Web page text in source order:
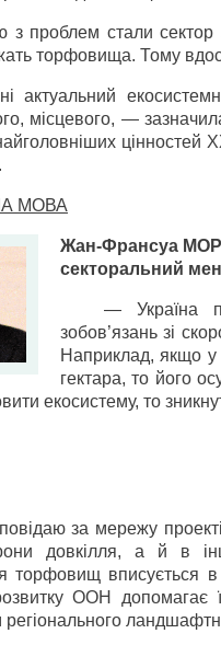
з проблем стали сектор
торфовища. Тому
актуальний
місцевого, —
МОВА
Жан-Франсуа
секторальний
— Україна
зобов’язань зі
Наприклад, якщо у
гектара, то його
екосистему, то
за мережу
довкілля, а й в
торфовищ вписується в
ООН допомагає
регіонального